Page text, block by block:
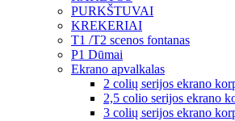
PURKŠTUVAI
KREKERIAI
T1 /T2 scenos fontanas
P1 Dūmai
Ekrano apvalkalas
2 colių serijos ekrano
2,5 colio serijos ekrano
3 colių serijos ekrano